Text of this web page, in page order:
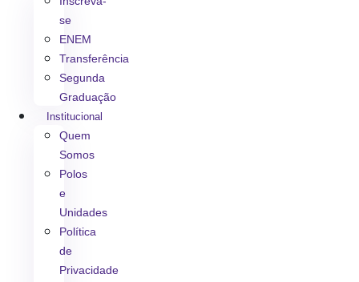
se
ENEM
Transferência
Segunda
Graduação
Institucional
Quem
Somos
Polos
e
Unidades
Política
de
Privacidade